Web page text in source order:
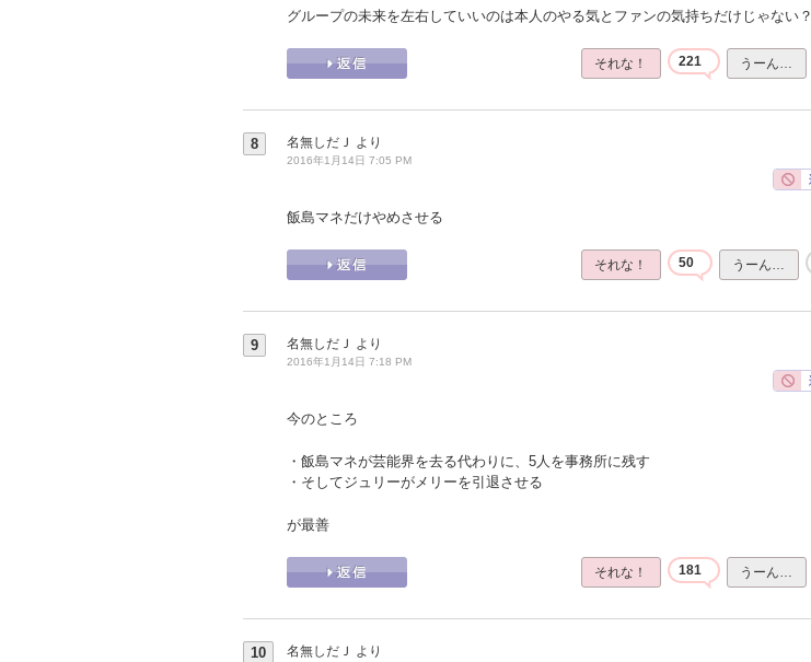
グループの未来を左右していいのは本人のやる気とファンの気持ちだけじゃない？
それな！ 221 うーん…
8 名無しだＪ より
2016年1月14日 7:05 PM
飯島マネだけやめさせる
それな！ 50 うーん…
9 名無しだＪ より
2016年1月14日 7:18 PM
今のところ
・飯島マネが芸能界を去る代わりに、5人を事務所に残す
・そしてジュリーがメリーを引退させる
が最善
それな！ 181 うーん…
10 名無しだＪ より